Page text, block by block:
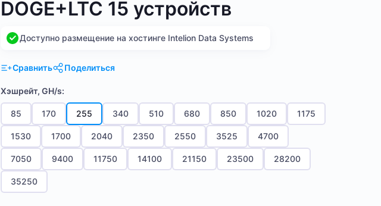
DOGE+LTC 15 устройств
Доступно размещение на хостинге Intelion Data Systems
Сравнить Поделиться
Хэшрейт, GH/s:
85 170 255 340 510 680 850 1020 1175
1530 1700 2040 2350 2550 3525 4700
7050 9400 11750 14100 21150 23500 28200
35250